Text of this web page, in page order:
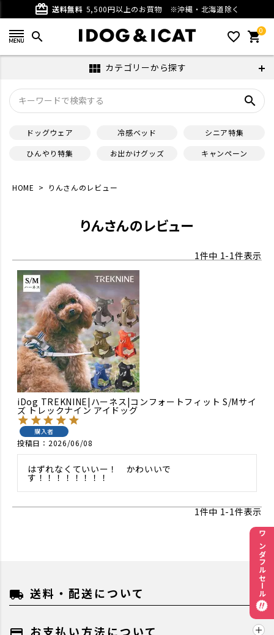
card_giftcard 送料無料 5,500円以上のお買物 ※沖縄・北海道除く
search favorite_outline 0
shopping_cart
view_module カテゴリーから探す
search
ドッグウェア 冷感ベッド
シニア特集
ひんやり特集
お出かけグッズ キャンペーン
HOME りんさんのレビュー
りんさんのレビュー
1件中 1-1件表示
iDog TREKNINE|ハーネス|コンフォートフィット S/Mサイ
ズ トレックナイン アイドッグ
購入者
投稿日 2026/06/08
はずれなくていいー！　かわいいで
1件中 1-1件表示
local_shipping 送料・配送について
お支払い方法について
ワンダフルセール